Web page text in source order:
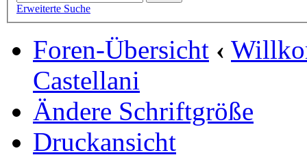
Erweiterte Suche
Foren-Übersicht ‹
Castellani
Ändere Schriftgröße
Druckansicht